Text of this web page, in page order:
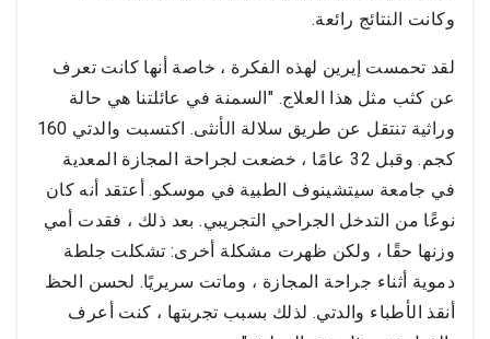
وكانت النتائج رائعة.
لقد تحمست إيرين لهذه الفكرة ، خاصة أنها كانت تعرف
عن كثب مثل هذا العلاج. "السمنة في عائلتنا هي حالة
وراثية تنتقل عن طريق سلالة الأنثى. اكتسبت والدتي 160
كجم. وقبل 32 عامًا ، خضعت لجراحة المجازة المعدية
في جامعة سيتشينوف الطبية في موسكو. أعتقد أنه كان
نوعًا من التدخل الجراحي التجريبي. بعد ذلك ، فقدت أمي
وزنها حقًا ، ولكن ظهرت مشكلة أخرى: تشكلت جلطة
دموية أثناء جراحة المجازة ، وماتت سريريًا. لحسن الحظ
أنقذ الأطباء والدتي. لذلك بسبب تجربتها ، كنت أعرف